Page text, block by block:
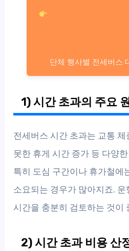
단체 행사별 전세버스
1) 시간 초과의 주요
전세버스 시간 초과는 교통 체
못한 휴게 시간 증가 등 다양
특히 도심 구간이나 휴가철에
소요되는 경우가 많아지죠.
시간을 충분히 검토하는 것이
2) 시간 초과 비용 산